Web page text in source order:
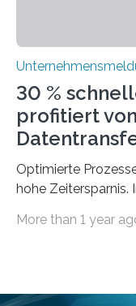
30 %
profitiert
Optimierte
hohe Zeitersparnis.
machen sich auf
More than 1 year